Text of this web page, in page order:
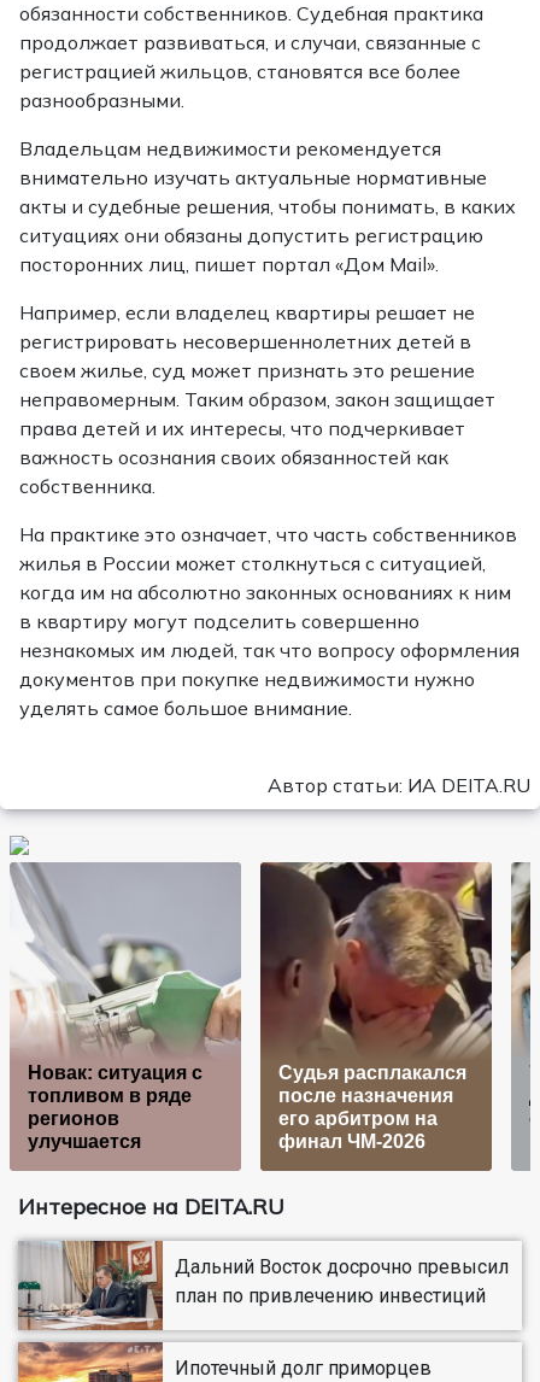
обязанности собственников. Судебная практика
продолжает развиваться, и случаи, связанные с
регистрацией жильцов, становятся все более
разнообразными.
Владельцам недвижимости рекомендуется
внимательно изучать актуальные нормативные
акты и судебные решения, чтобы понимать, в каких
ситуациях они обязаны допустить регистрацию
посторонних лиц, пишет портал «Дом Mail».
Например, если владелец квартиры решает не
регистрировать несовершеннолетних детей в
своем жилье, суд может признать это решение
неправомерным. Таким образом, закон защищает
права детей и их интересы, что подчеркивает
важность осознания своих обязанностей как
собственника.
На практике это означает, что часть собственников
жилья в России может столкнуться с ситуацией,
когда им на абсолютно законных основаниях к ним
в квартиру могут подселить совершенно
незнакомых им людей, так что вопросу оформления
документов при покупке недвижимости нужно
уделять самое большое внимание.
Автор статьи: ИА DEITA.RU
Новак: ситуация с
топливом в ряде
регионов
улучшается
Судья расплакался
после назначения
его арбитром на
финал ЧМ-2026
Интересное на DEITA.RU
Дальний Восток досрочно превысил
план по привлечению инвестиций
Ипотечный долг приморцев